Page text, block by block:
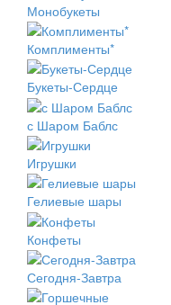
Монобукеты
Комплименты*
Букеты-Сердце
с Шаром Баблс
Игрушки
Гелиевые шары
Конфеты
Сегодня-Завтра